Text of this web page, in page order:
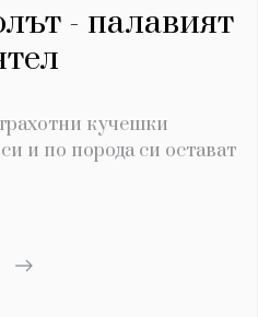
- палавият
кучешки
и по порода си остават